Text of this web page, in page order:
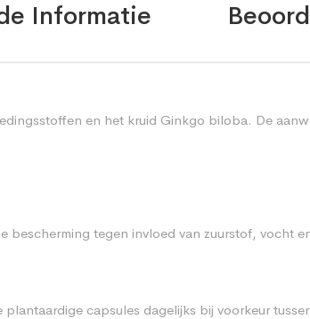
Informatie
en het kruid Ginkgo biloba. De
bescherming tegen invloed van zuurstof, vocht
capsules dagelijks bij voorkeur